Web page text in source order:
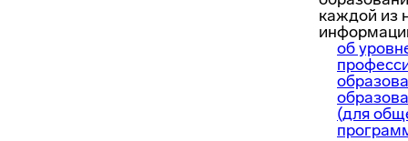
каждой из
об
(для